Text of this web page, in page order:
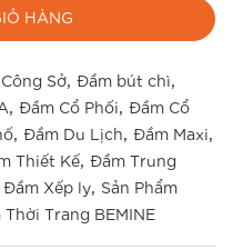
HÀNG
Sở, Đầm bút chì,
, Đầm Cổ Phối, Đầm Cổ
, Đầm Du Lịch, Đầm Maxi,
Thiết Kế, Đầm Trung
Đầm Xếp ly, Sản Phẩm
Trang BEMINE